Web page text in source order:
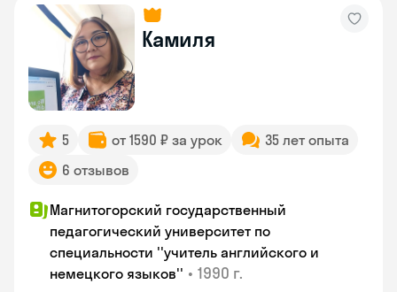
Камиля
5 от 1590 ₽ за урок
35 лет опыта
6 отзывов
Магнитогорский государственный
педагогический университет по
специальности ''учитель английского и
немецкого языков'' • 1990 г.